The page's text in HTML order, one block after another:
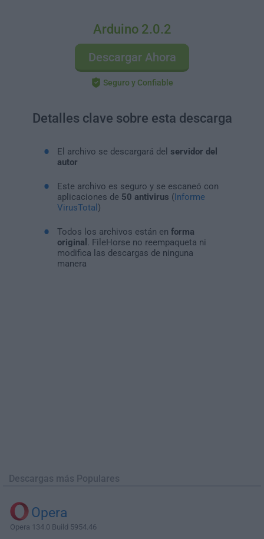
Arduino 2.0.2
Descargar Ahora
Seguro y Confiable
Detalles clave sobre esta descarga
El archivo se descargará del servidor del
autor
Este archivo es seguro y se escaneó con
aplicaciones de 50 antivirus (Informe
VirusTotal )
Todos los archivos están en forma
original
. FileHorse no reempaqueta ni
modifica las descargas de ninguna
manera
Descargas más Populares
Opera
Opera 134.0 Build 5954.46